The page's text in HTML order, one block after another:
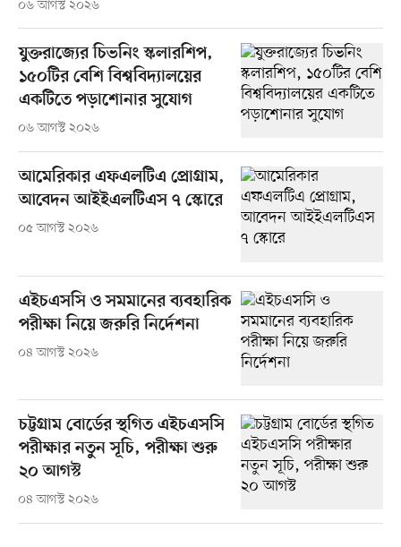
০৬ আগস্ট ২০২৬
যুক্তরাজ্যের চিভনিং স্কলারশিপ,
১৫০টির বেশি বিশ্ববিদ্যালয়ের
একটিতে পড়াশোনার সুযোগ
০৬ আগস্ট ২০২৬
আমেরিকার এফএলটিএ প্রোগ্রাম,
আবেদন আইইএলটিএস ৭ স্কোরে
০৫ আগস্ট ২০২৬
এইচএসসি ও সমমানের ব্যবহারিক
পরীক্ষা নিয়ে জরুরি নির্দেশনা
০৪ আগস্ট ২০২৬
চট্টগ্রাম বোর্ডের স্থগিত এইচএসসি
পরীক্ষার নতুন সূচি, পরীক্ষা শুরু
২০ আগস্ট
০৪ আগস্ট ২০২৬